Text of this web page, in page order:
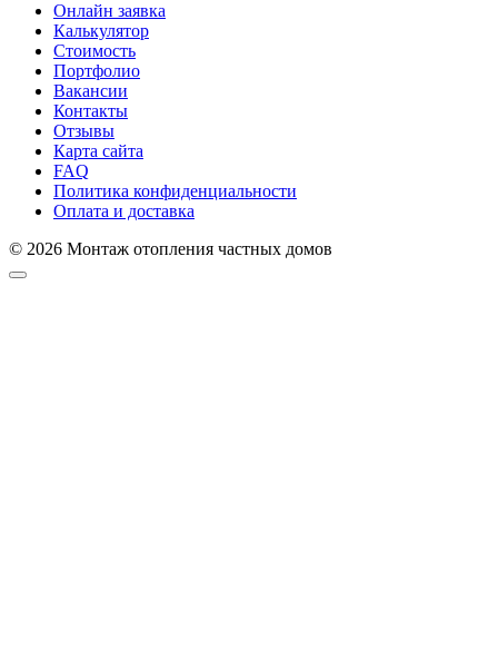
Онлайн заявка
Калькулятор
Стоимость
Портфолио
Вакансии
Контакты
Отзывы
Карта сайта
FAQ
Политика конфиденциальности
Оплата и доставка
© 2026 Монтаж отопления частных домов